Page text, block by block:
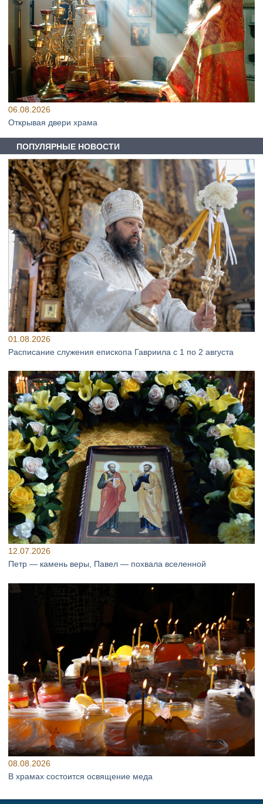
06.08.2026
Открывая двери храма
ПОПУЛЯРНЫЕ НОВОСТИ
01.08.2026
Расписание служения епископа Гавриила с 1 по 2 августа
12.07.2026
Петр — камень веры, Павел — похвала вселенной
08.08.2026
В храмах состоится освящение меда